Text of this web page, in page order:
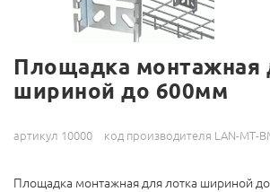
Площадка монтажная
шириной до 600мм
артикул 10000 код производителя LAN-MT-
Площадка монтажная для лотка шириной